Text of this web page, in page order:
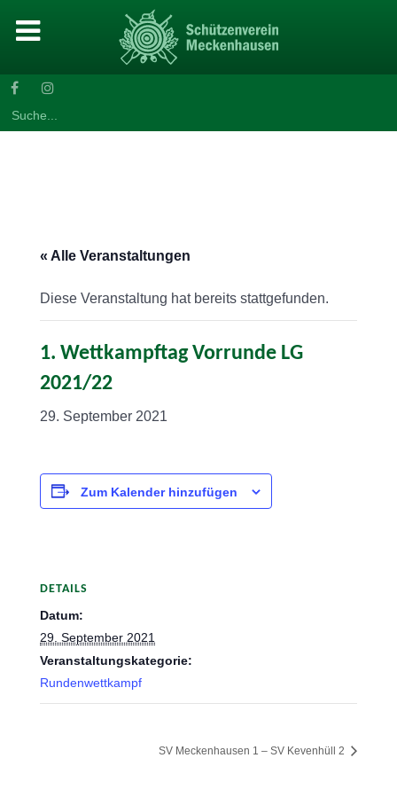
for:
« Alle Veranstaltungen
Diese Veranstaltung hat bereits stattgefunden.
1. Wettkampftag Vorrunde LG
2021/22
29. September 2021
Zum Kalender hinzufügen
DETAILS
Datum:
29. September 2021
Veranstaltungskategorie:
Rundenwettkampf
SV Meckenhausen 1 – SV Kevenhüll 2